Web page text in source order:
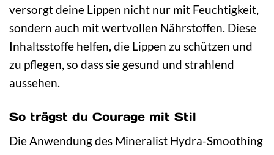
versorgt deine Lippen nicht nur mit Feuchtigkeit,
sondern auch mit wertvollen Nährstoffen. Diese
Inhaltsstoffe helfen, die Lippen zu schützen und
zu pflegen, so dass sie gesund und strahlend
aussehen.
So trägst du Courage mit Stil
Die Anwendung des Mineralist Hydra-Smoothing